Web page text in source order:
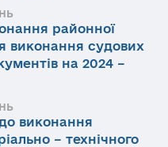
районної
виконання судових
на 2024 –
виконання
– технічного